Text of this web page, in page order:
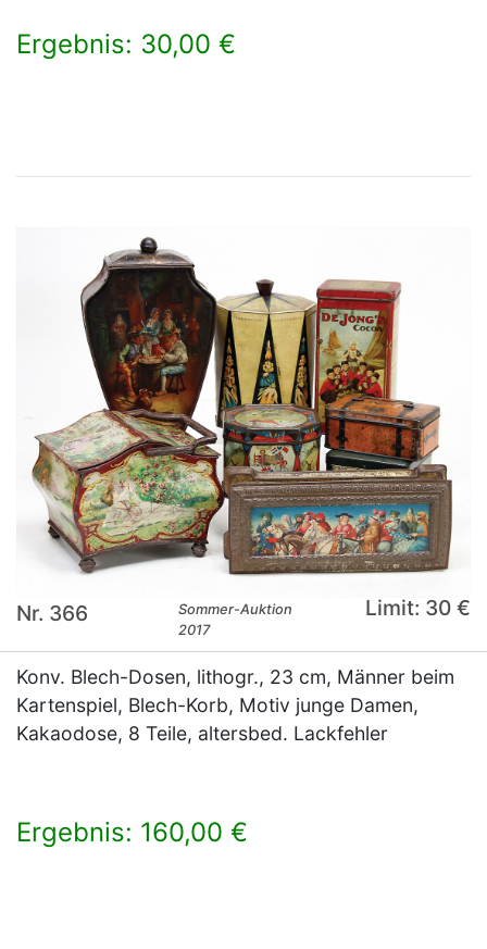
Ergebnis: 30,00 €
Nr. 366
Sommer-Auktion
2017
Limit: 30 €
Konv. Blech-Dosen, lithogr., 23 cm, Männer beim
Kartenspiel, Blech-Korb, Motiv junge Damen,
Kakaodose, 8 Teile, altersbed. Lackfehler
Ergebnis: 160,00 €